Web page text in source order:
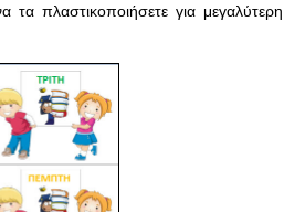
πλαστικοποιήσετε για μεγαλύτερη